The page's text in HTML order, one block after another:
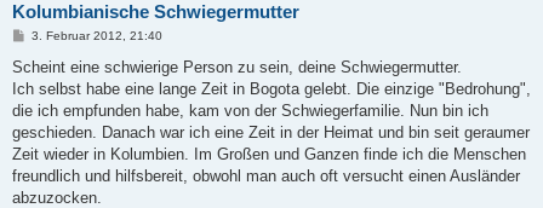
Kolumbianische Schwiegermutter
B
i
r
a
3. Februar 2012, 21:40
Scheint eine schwierige Person zu sein, deine Schwiegermutter.
Ich selbst habe eine lange Zeit in Bogota gelebt. Die einzige "Bedrohung",
die ich empfunden habe, kam von der Schwiegerfamilie. Nun bin ich
geschieden. Danach war ich eine Zeit in der Heimat und bin seit geraumer
Zeit wieder in Kolumbien. Im Großen und Ganzen finde ich die Menschen
freundlich und hilfsbereit, obwohl man auch oft versucht einen Ausländer
abzuzocken.